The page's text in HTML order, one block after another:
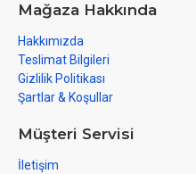
Mağaza Hakkında
Hakkımızda
Teslimat Bilgileri
Gizlilik Politikası
Şartlar & Koşullar
Müşteri Servisi
İletişim